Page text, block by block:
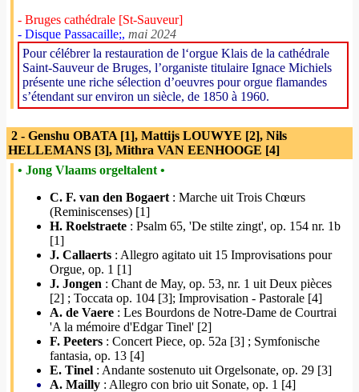
- Bruges cathédrale [St-Sauveur]
- Disque Passacaille;, mai 2024
Pour célébrer la restauration de l‘orgue Klais de la cathédrale
Saint-Sauveur de Bruges, l’organiste titulaire Ignace Michiels
présente une riche sélection d’oeuvres pour orgue flamandes
s’étendant sur environ un siècle, de 1850 à 1960.
2 - Genshu OBATA [1], Mattijs LOUWYE [2], Nils
HELLEMANS [3], Mithra VAN EENHOOGE [4]
• Jong Vlaams orgeltalent •
C. F. van den Bogaert : Marche uit Trois Chœurs
(Reminiscenses) [1]
H. Roelstraete : Psalm 65, 'De stilte zingt', op. 154 nr. 1b
[1]
J. Callaerts : Allegro agitato uit 15 Improvisations pour
Orgue, op. 1 [1]
J. Jongen : Chant de May, op. 53, nr. 1 uit Deux pièces
[2] ; Toccata op. 104 [3]; Improvisation - Pastorale [4]
A. de Vaere : Les Bourdons de Notre-Dame de Courtrai
'A la mémoire d'Edgar Tinel' [2]
F. Peeters : Concert Piece, op. 52a [3] ; Symfonische
fantasia, op. 13 [4]
E. Tinel : Andante sostenuto uit Orgelsonate, op. 29 [3]
A. Mailly : Allegro con brio uit Sonate, op. 1 [4]